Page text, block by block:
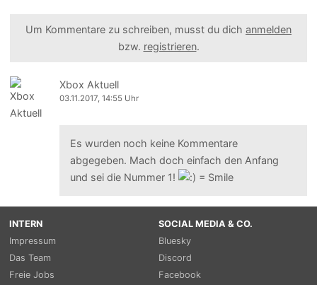
Um Kommentare zu schreiben, musst du dich anmelden
bzw. registrieren.
Xbox Aktuell
03.11.2017, 14:55 Uhr
Es wurden noch keine Kommentare
abgegeben. Mach doch einfach den Anfang
und sei die Nummer 1!
INTERN
Impressum
Das Team
Freie Jobs
SOCIAL MEDIA & CO.
Bluesky
Discord
Facebook